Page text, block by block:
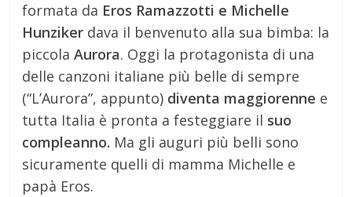
formata da Eros Ramazzotti e Michelle
Hunziker dava il benvenuto alla sua bimba: la
piccolaAurora. Oggi la protagonista di una
delle canzoni italiane più belle di sempre
(“L’Aurora”, appunto) diventa maggiorenne e
tutta Italia è pronta a festeggiare il suo
compleanno. Ma gli auguri più belli sono
sicuramente quelli di mamma Michelle e
papà Eros.